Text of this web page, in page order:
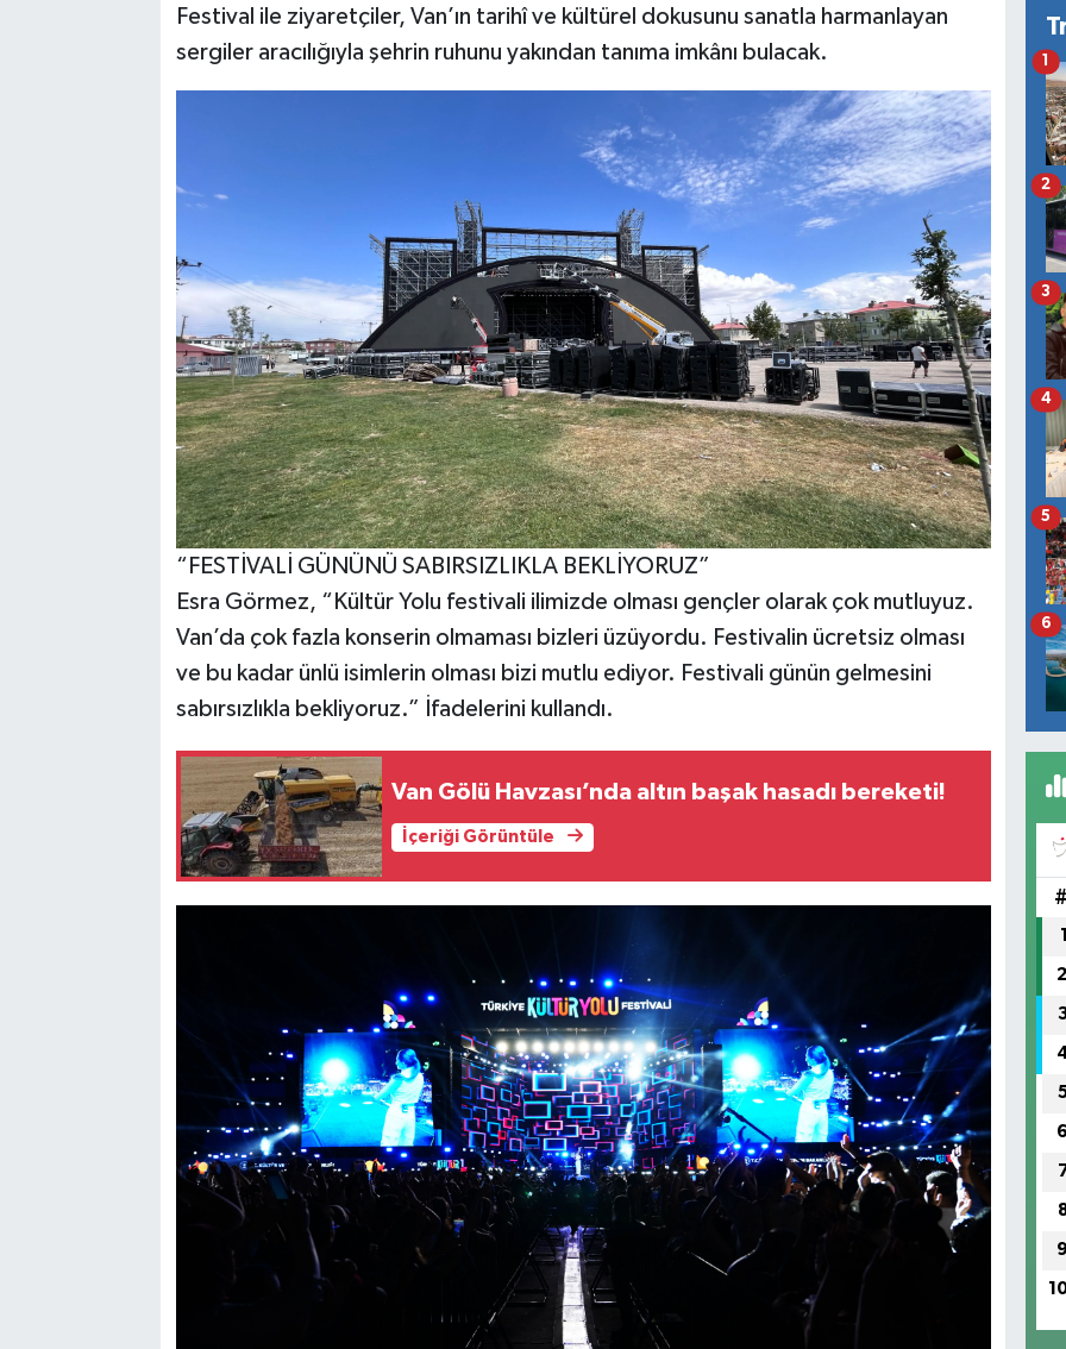
Festival ile ziyaretçiler, Van’ın tarihî ve kültürel dokusunu sanatla harmanlayan
sergiler aracılığıyla şehrin ruhunu yakından tanıma imkânı bulacak.
“FESTİVALİ GÜNÜNÜ SABIRSIZLIKLA BEKLİYORUZ”
Esra Görmez, “Kültür Yolu festivali ilimizde olması gençler olarak çok mutluyuz.
Van’da çok fazla konserin olmaması bizleri üzüyordu. Festivalin ücretsiz olması
ve bu kadar ünlü isimlerin olması bizi mutlu ediyor. Festivali günün gelmesini
sabırsızlıkla bekliyoruz.” İfadelerini kullandı.
Van Gölü Havzası’nda altın başak hasadı bereketi!
İçeriği Görüntüle
1
2
3
4
5
6
#
1
2
6
9